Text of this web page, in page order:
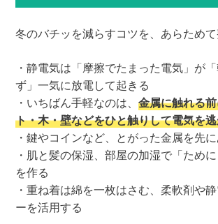
冬のバチッを減らすコツを、あらためて
・静電気は「摩擦でたまった電気」が
ず」一気に放電して起きる
・いちばん手軽なのは、金属に触れる
ト・木・壁などをひと触りして電気を
・鍵やコインなど、とがった金属を先
・肌と髪の保湿、部屋の加湿で「ため
を作る
・重ね着は綿を一枚はさむ、柔軟剤や
ーを活用する